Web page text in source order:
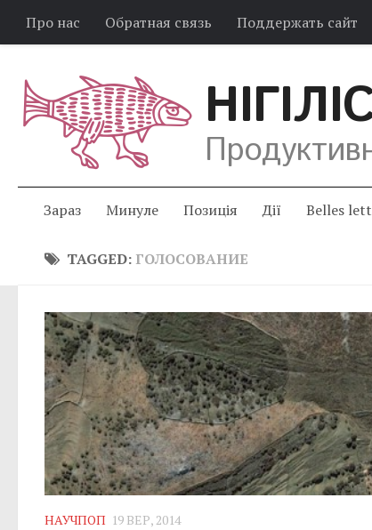
Про нас Обратная связь Поддержать сайт
Зараз Минуле Позиція Дії Belles
TAGGED: ГОЛОСОВАНИЕ
НАУЧПОП 19 ВЕР, 2014